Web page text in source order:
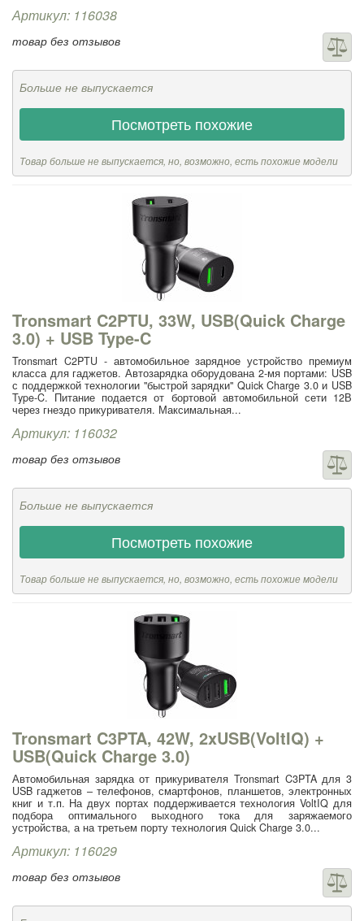
Артикул: 116038
товар без отзывов
Больше не выпускается
Посмотреть похожие
Товар больше не выпускается, но, возможно, есть похожие модели
Tronsmart C2PTU, 33W, USB(Quick Charge
3.0) + USB Type-C
Tronsmart C2PTU - автомобильное зарядное устройство премиум
класса для гаджетов. Автозарядка оборудована 2-мя портами: USB
с поддержкой технологии "быстрой зарядки" Quick Charge 3.0 и USB
Type-C. Питание подается от бортовой автомобильной сети 12В
через гнездо прикуривателя. Максимальная...
Артикул: 116032
товар без отзывов
Больше не выпускается
Посмотреть похожие
Товар больше не выпускается, но, возможно, есть похожие модели
Tronsmart C3PTA, 42W, 2xUSB(VoltIQ) +
USB(Quick Charge 3.0)
Автомобильная зарядка от прикуривателя Tronsmart C3PTA для 3
USB гаджетов – телефонов, смартфонов, планшетов, электронных
книг и т.п. На двух портах поддерживается технология VoltIQ для
подбора оптимального выходного тока для заряжаемого
устройства, а на третьем порту технология Quick Charge 3.0...
Артикул: 116029
товар без отзывов